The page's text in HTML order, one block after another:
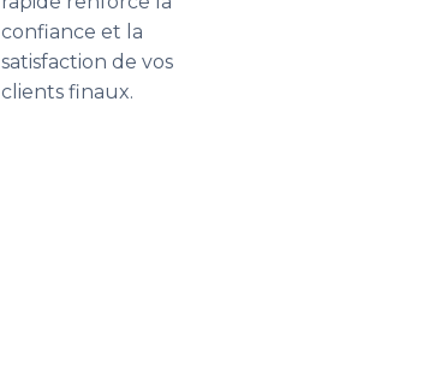
confiance et la
satisfaction de vos
clients finaux.